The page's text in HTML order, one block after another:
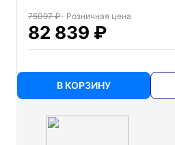
75097 ₽- Розничная цена
82 839 ₽
В КОРЗИНУ